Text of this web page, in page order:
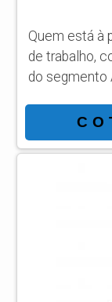
Quem está à
de trabalho,
do segmento
própria
área de atuação. MAIS
Quem busca
trabalho em
com os
site da ASL
em